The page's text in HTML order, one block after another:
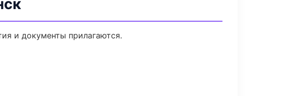
и документы прилагаются.